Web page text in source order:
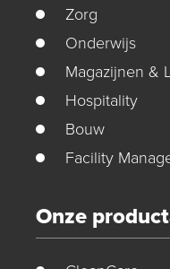
Zorg
Onderwijs
Magazijnen &
Hospitality
Bouw
Facility
Onze